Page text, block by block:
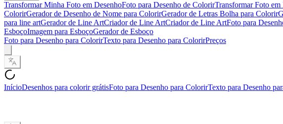
Transformar Minha Foto em DesenhoFoto para Desenho de ColorirTransformar Foto
ColorirGerador de Desenho de Nome para ColorirGerador de Letras Bolha para Colorir
para line artGerador de Line ArtCriador de Line ArtCriador de Line ArtFoto para
EsboçoImagem para EsboçoGerador de Esboço
Foto para Desenho para ColorirTexto para Desenho para ColorirPreços
InícioDesenhos para colorir grátisFoto para Desenho para ColorirTexto para Desenho